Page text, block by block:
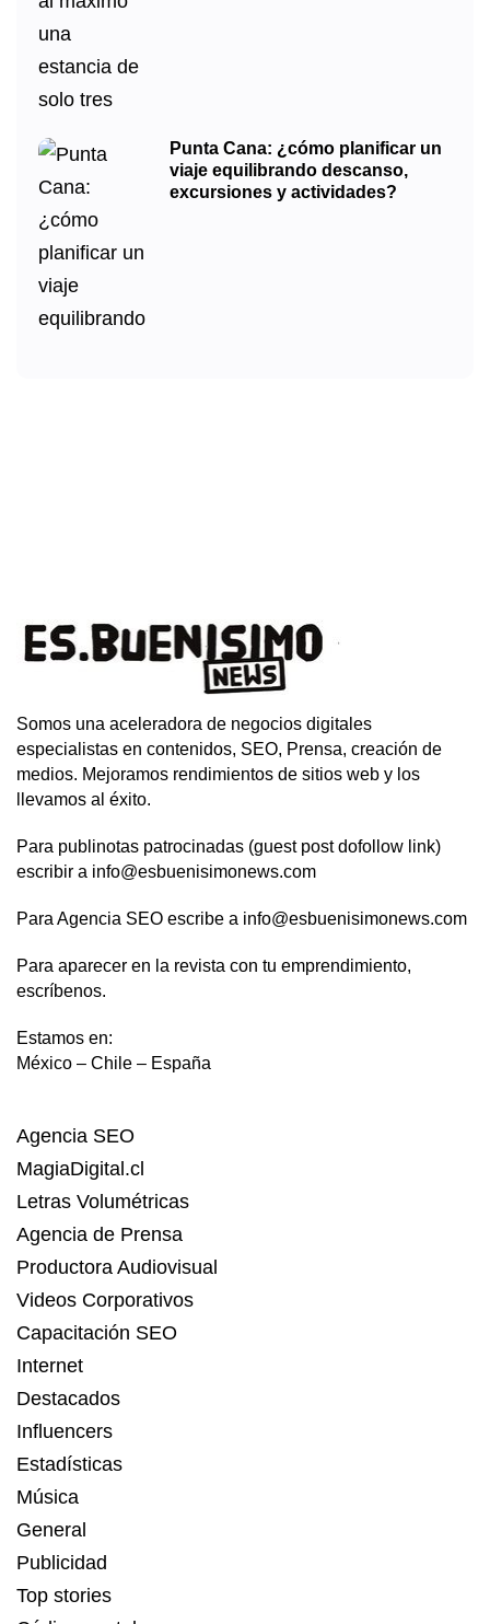
Punta Cana: ¿cómo planificar un
viaje equilibrando descanso,
excursiones y actividades?
Somos una aceleradora de negocios digitales
especialistas en contenidos, SEO, Prensa, creación de
medios. Mejoramos rendimientos de sitios web y los
llevamos al éxito.
Para publinotas patrocinadas (guest post dofollow link)
escribir a info@esbuenisimonews.com
Para Agencia SEO escribe a info@esbuenisimonews.com
Para aparecer en la revista con tu emprendimiento,
escríbenos.
Estamos en:
México – Chile – España
Agencia SEO
MagiaDigital.cl
Letras Volumétricas
Agencia de Prensa
Productora Audiovisual
Videos Corporativos
Capacitación SEO
Internet
Destacados
Influencers
Estadísticas
Música
General
Publicidad
Top stories